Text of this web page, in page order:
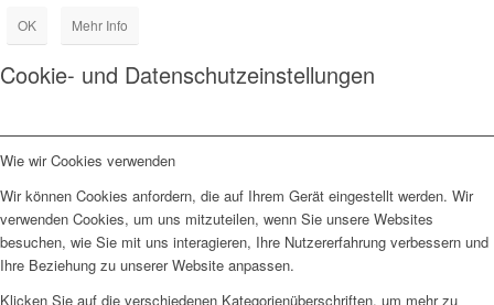
OK Mehr Info
Cookie- und Datenschutzeinstellungen
Wie wir Cookies verwenden
Wir können Cookies anfordern, die auf Ihrem Gerät eingestellt werden. Wir
verwenden Cookies, um uns mitzuteilen, wenn Sie unsere Websites
besuchen, wie Sie mit uns interagieren, Ihre Nutzererfahrung verbessern und
Ihre Beziehung zu unserer Website anpassen.
Klicken Sie auf die verschiedenen Kategorienüberschriften, um mehr zu